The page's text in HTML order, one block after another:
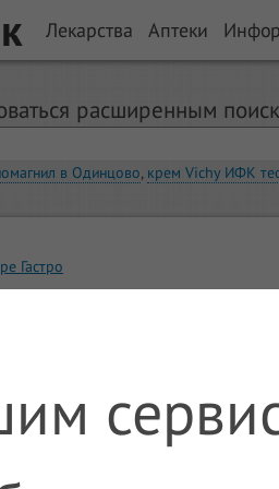
Лекарства Аптеки
расширенным
в Одинцово, крем Vichy ИФК
Гастро